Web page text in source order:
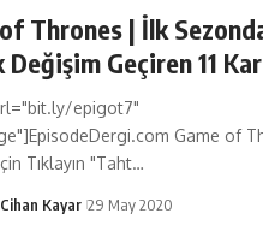
Thrones | İlk
Değişim Geçiren 11
epigot7"
Game of
Tıklayın "Taht…
Cihan Kayar 29 May 2020